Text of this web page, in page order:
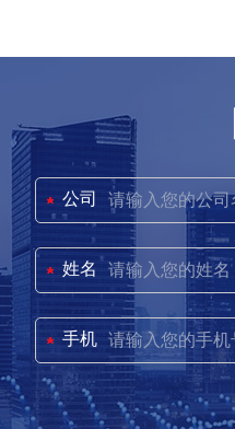
公司
姓名
手机